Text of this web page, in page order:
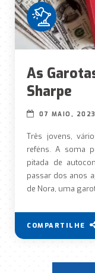
As
Sharpe
07 MAIO, 2023
Três jovens,
reféns. A soma
pitada de
passar dos anos
de Nora, uma
COMPARTILHE